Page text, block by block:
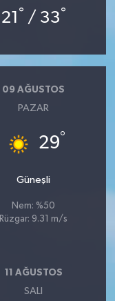
21 ° / 33°
09 AĞUSTOS
PAZAR
29°
Güneşli
Nem: %50
Rüzgar: 9.31 m/s
11 AĞUSTOS
SALI